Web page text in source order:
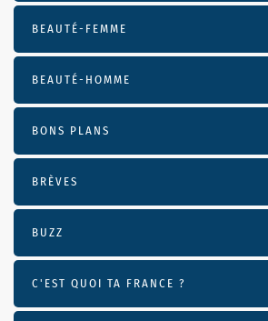
BEAUTÉ-FEMME
BEAUTÉ-HOMME
BONS PLANS
BRÈVES
BUZZ
C'EST QUOI TA FRANCE ?